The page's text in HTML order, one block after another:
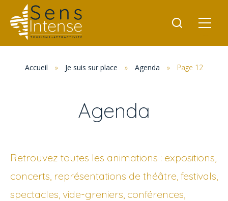
Accueil » Je suis sur place » Agenda » Page 12
Agenda
Retrouvez toutes les animations : expositions,
concerts, représentations de théâtre, festivals,
spectacles, vide-greniers, conférences,